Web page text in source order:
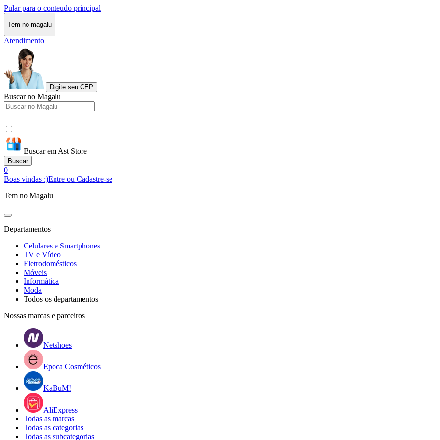
Pular para o conteudo principal
Tem no magalu
Atendimento
Digite seu CEP
Buscar no Magalu
Buscar em Ast Store
Buscar
0
Boas vindas :)Entre ou Cadastre-se
Tem no Magalu
Departamentos
Celulares e Smartphones
TV e Vídeo
Eletrodomésticos
Móveis
Informática
Moda
Todos os departamentos
Nossas marcas e parceiros
Netshoes
Epoca Cosméticos
KaBuM!
AliExpress
Todas as marcas
Todas as categorias
Todas as subcategorias